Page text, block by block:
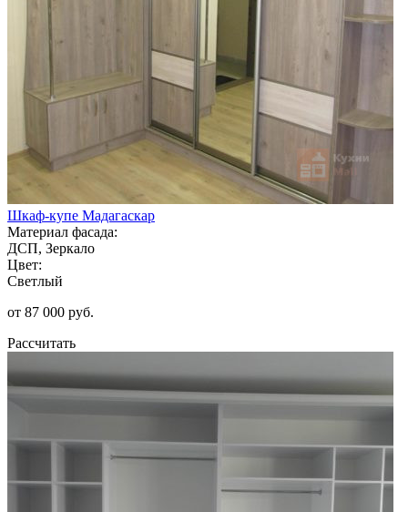
Шкаф-купе Мадагаскар
Материал фасада:
ДСП, Зеркало
Цвет:
Светлый
от 87 000 руб.
Рассчитать